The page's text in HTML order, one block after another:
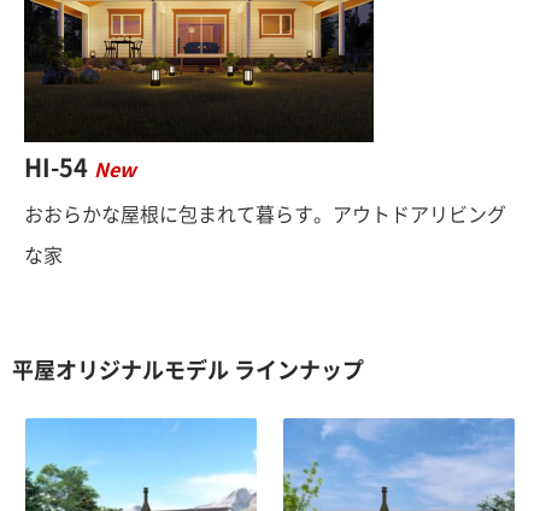
HI-54 New
おおらかな屋根に包まれて暮らす。アウトドアリビング
な家
平屋オリジナルモデル ラインナップ